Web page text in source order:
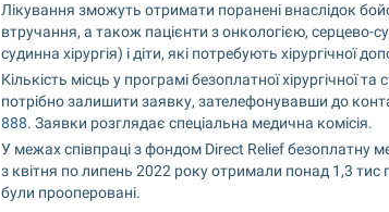
Лікування зможуть отримати поранені внаслідок
втручання, а також пацієнти з онкологією, серцево-
судинна хірургія) і діти, які потребують хірургічної
Кількість місць у програмі безоплатної
потрібно залишити заявку, зателефонувавши до
888. Заявки розглядає спеціальна медична комісія.
У межах співпраці з фондом Direct Relief безоплатну
з квітня по липень 2022 року отримали понад 1,3 тис
були прооперовані.